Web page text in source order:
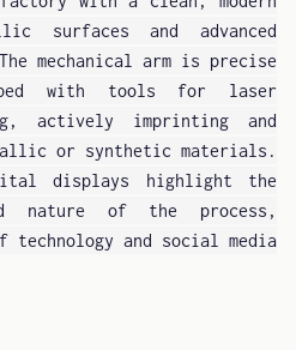
surfaces and advanced
mechanical arm is precise
with tools for laser
actively imprinting and
or synthetic materials.
displays highlight the
nature of the process,
technology and social media